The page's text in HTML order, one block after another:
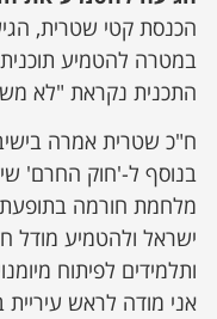
הכנסת קטי שטרית,
במטרה להטמיע
התכנית נקראת "לא
ח"כ שטרית אמרה
בנוסף ל-'חוק החרם'
מלחמת חורמה בתופעת
ישראל ולהטמיע מודל
ותלמידים לפיתוח
אני מודה לראש